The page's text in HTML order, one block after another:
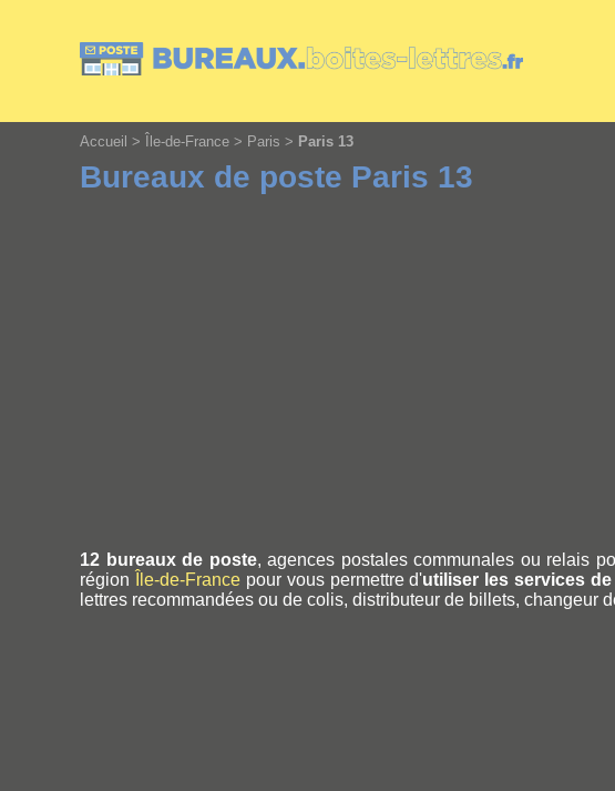
Accueil > Île-de-France > Paris > Paris 13
Bureaux de poste Paris 13
12 bureaux de poste, agences postales communales ou relais
région
Île-de-Francepour vous permettre d'utiliser les services
lettres recommandées ou de colis, distributeur de billets, changeur